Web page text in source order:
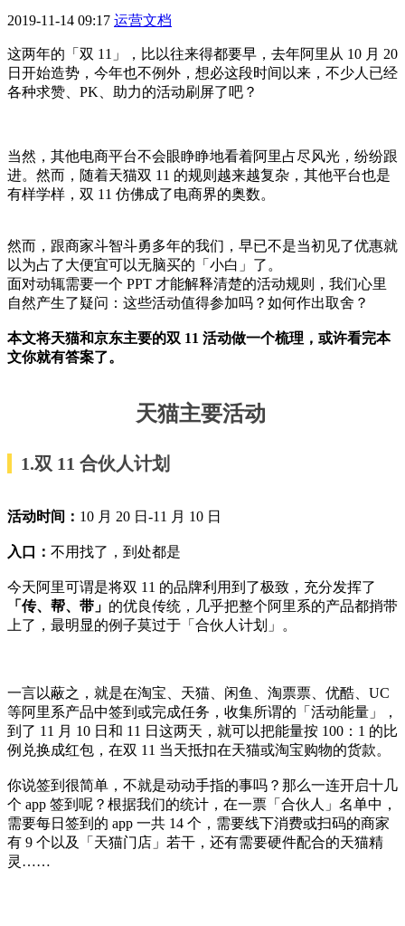
2019-11-14 09:17 运营文档
这两年的「双 11」，比以往来得都要早，去年阿里从 10 月 20
日开始造势，今年也不例外，想必这段时间以来，不少人已经
各种求赞、PK、助力的活动刷屏了吧？
当然，其他电商平台不会眼睁睁地看着阿里占尽风光，纷纷跟
进。然而，随着天猫双 11 的规则越来越复杂，其他平台也是
有样学样，双 11 仿佛成了电商界的奥数。
然而，跟商家斗智斗勇多年的我们，早已不是当初见了优惠就
以为占了大便宜可以无脑买的「小白」了。
面对动辄需要一个 PPT 才能解释清楚的活动规则，我们心里
自然产生了疑问：这些活动值得参加吗？如何作出取舍？
本文将天猫和京东主要的双 11 活动做一个梳理，或许看完本
文你就有答案了。
天猫主要活动
1.双 11 合伙人计划
活动时间： 10 月 20 日-11 月 10 日
入口： 不用找了，到处都是
今天阿里可谓是将双 11 的品牌利用到了极致，充分发挥了
「传、帮、带」 的优良传统，几乎把整个阿里系的产品都捎带
上了，最明显的例子莫过于「合伙人计划」。
一言以蔽之，就是在淘宝、天猫、闲鱼、淘票票、优酷、UC
等阿里系产品中签到或完成任务，收集所谓的「活动能量」，
到了 11 月 10 日和 11 日这两天，就可以把能量按 100：1 的比
例兑换成红包，在双 11 当天抵扣在天猫或淘宝购物的货款。
你说签到很简单，不就是动动手指的事吗？那么一连开启十几
个 app 签到呢？根据我们的统计，在一票「合伙人」名单中，
需要每日签到的 app 一共 14 个，需要线下消费或扫码的商家
有 9 个以及「天猫门店」若干，还有需要硬件配合的天猫精
灵……